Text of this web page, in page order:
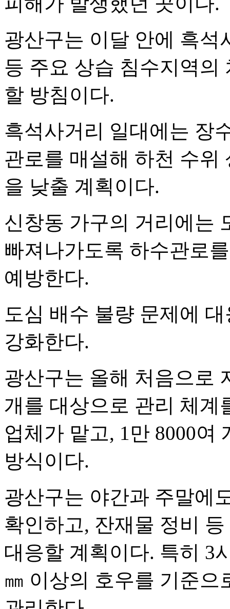
광산구는 이달 안에 흑석
등 주요 상습 침수지역의
할 방침이다.
흑석사거리 일대에는 장
관로를 매설해 하천 수위
을 낮출 계획이다.
신창동 가구의 거리에는
빠져나가도록 하수관로
예방한다.
도심 배수 불량 문제에
강화한다.
광산구는 올해 처음으로
개를 대상으로 관리 체계
업체가 맡고, 1만 8000여
방식이다.
광산구는 야간과 주말에
확인하고, 잔재물 정비
대응할 계획이다. 특히 3
㎜ 이상의 호우를 기준으